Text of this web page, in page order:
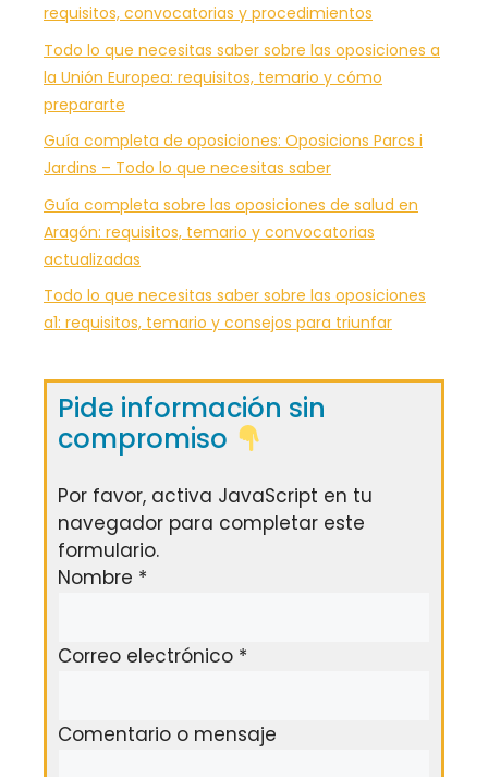
requisitos, convocatorias y procedimientos
Todo lo que necesitas saber sobre las oposiciones a
la Unión Europea: requisitos, temario y cómo
prepararte
Guía completa de oposiciones: Oposicions Parcs i
Jardins – Todo lo que necesitas saber
Guía completa sobre las oposiciones de salud en
Aragón: requisitos, temario y convocatorias
actualizadas
Todo lo que necesitas saber sobre las oposiciones
a1: requisitos, temario y consejos para triunfar
Pide información sin
compromiso
Por favor, activa JavaScript en tu
navegador para completar este
formulario.
Nombre *
Correo electrónico *
Comentario o mensaje